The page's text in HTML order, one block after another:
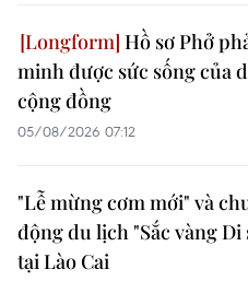
Hồ sơ Phở
minh được sức sống của
cộng đồng
05/08/2026 07:12
"Lễ mừng cơm mới" và
động du lịch "Sắc vàng Di
tại Lào Cai